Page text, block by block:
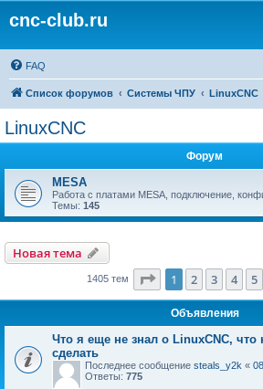
cnc-club.ru
FAQ
Список форумов Системы ЧПУ LinuxCNC
LinuxCNC
Форум
MESA
Работа с платами MESA, подключение,
Темы: 145
Новая тема
1405 тем Страница из 15
1 2 3 4 5
Объявления
Что я еще не знал о LinuxCNC, что
сделать
Последнее сообщение steals_y2k «
Ответы: 775